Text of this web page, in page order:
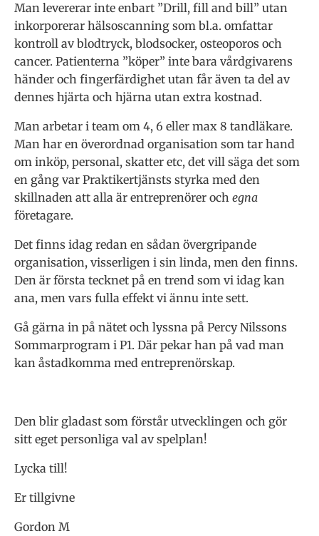
Man levererar inte enbart ”Drill, fill and bill” utan
inkorporerar hälsoscanning som bl.a. omfattar
kontroll av blodtryck, blodsocker, osteoporos och
cancer. Patienterna ”köper” inte bara vårdgivarens
händer och fingerfärdighet utan får även ta del av
dennes hjärta och hjärna utan extra kostnad.
Man arbetar i team om 4, 6 eller max 8 tandläkare.
Man har en överordnad organisation som tar hand
om inköp, personal, skatter etc, det vill säga det som
en gång var Praktikertjänsts styrka med den
skillnaden att alla är entreprenörer och egna
företagare.
Det finns idag redan en sådan övergripande
organisation, visserligen i sin linda, men den finns.
Den är första tecknet på en trend som vi idag kan
ana, men vars fulla effekt vi ännu inte sett.
Gå gärna in på nätet och lyssna på Percy Nilssons
Sommarprogram i P1. Där pekar han på vad man
kan åstadkomma med entreprenörskap.
Den blir gladast som förstår utvecklingen och gör
sitt eget personliga val av spelplan!
Lycka till!
Er tillgivne
Gordon M